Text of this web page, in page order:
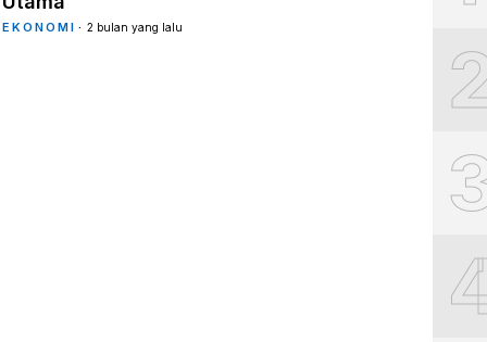
EKONOMI 2 bulan yang lalu